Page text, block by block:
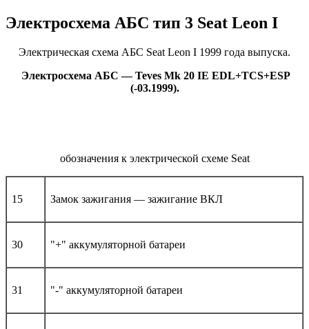
Электросхема АБС тип 3 Seat Leon I
Электрическая схема АБС Seat Leon I 1999 года выпуска.
Электросхема АБС — Teves Mk 20 IE EDL+TCS+ESP
(-03.1999).
обозначения к электрической схеме Seat
15 Замок зажигания — зажигание ВКЛ
30 "+" аккумуляторной батареи
31 "-" аккумуляторной батареи